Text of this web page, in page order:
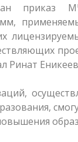
Ринат